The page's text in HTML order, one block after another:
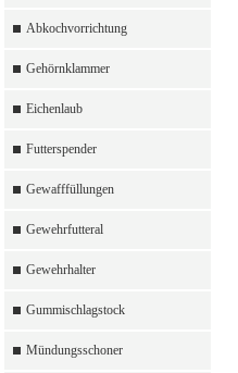
Abkochvorrichtung
Gehörnklammer
Eichenlaub
Futterspender
Gewafffüllungen
Gewehrfutteral
Gewehrhalter
Gummischlagstock
Mündungsschoner